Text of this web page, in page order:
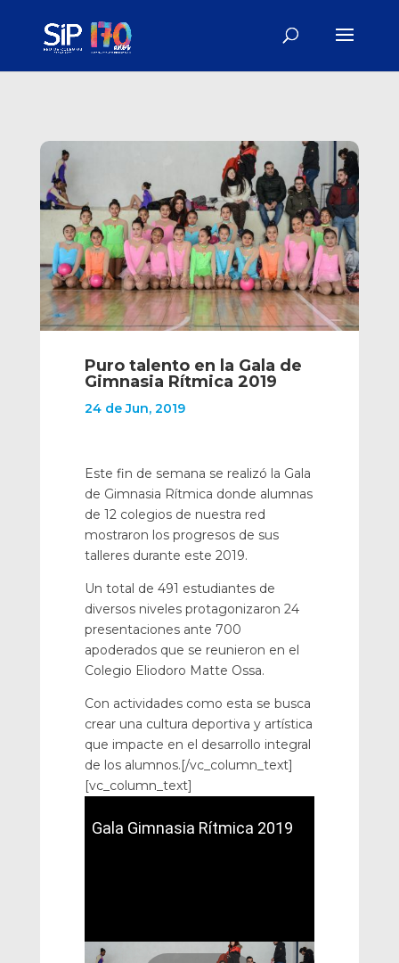
Puro talento en la Gala de
Gimnasia Rítmica 2019
24 de Jun, 2019
Este fin de semana se realizó la Gala
de Gimnasia Rítmica donde alumnas
de 12 colegios de nuestra red
mostraron los progresos de sus
talleres durante este 2019.
Un total de 491 estudiantes de
diversos niveles protagonizaron 24
presentaciones ante 700
apoderados que se reunieron en el
Colegio Eliodoro Matte Ossa.
Con actividades como esta se busca
crear una cultura deportiva y artística
que impacte en el desarrollo integral
de los alumnos.[/vc_column_text]
[vc_column_text]
Gala Gimnasia Rítmica 2019